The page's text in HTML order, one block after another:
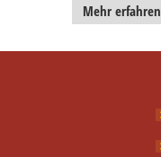
Mehr erfahren